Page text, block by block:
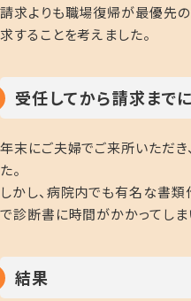
請求よりも職場復帰が最優先
求することを考えました。
受任してから請求まで
年末にご夫婦でご来所いただき
た。
しかし、病院内でも有名な書
で診断書に時間がかかってしま
結果